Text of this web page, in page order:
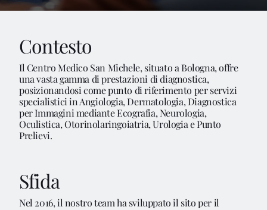
Contesto
Il Centro Medico San Michele, situato a Bologna, offre
una vasta gamma di prestazioni di diagnostica,
posizionandosi come punto di riferimento per servizi
specialistici in Angiologia, Dermatologia, Diagnostica
per Immagini mediante Ecografia, Neurologia,
Oculistica, Otorinolaringoiatria, Urologia e Punto
Prelievi.
Sfida
Nel 2016, il nostro team ha sviluppato il sito per il
Siamo